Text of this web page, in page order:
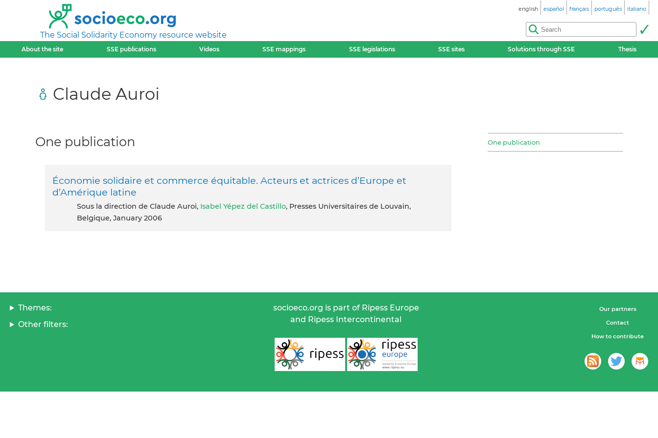
The Social Solidarity Economy resource website
english español français português italiano
About the site SSE publications Videos SSE mappings SSE legislations SSE sites Solutions through SSE Thesis
Claude Auroi
One publication
One publication
Économie solidaire et commerce équitable. Acteurs et actrices d’Europe et
d’Amérique latine
Sous la direction de Claude Auroi, Isabel Yépez del Castillo, Presses Universitaires de Louvain,
Belgique, January 2006
Themes:
Other filters:
socioeco.org is part of Ripess Europe
and Ripess Intercontinental
Our partners
Contact
How to contribute